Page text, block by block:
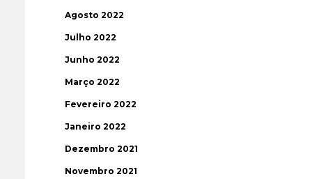
Agosto 2022
Julho 2022
Junho 2022
Março 2022
Fevereiro 2022
Janeiro 2022
Dezembro 2021
Novembro 2021